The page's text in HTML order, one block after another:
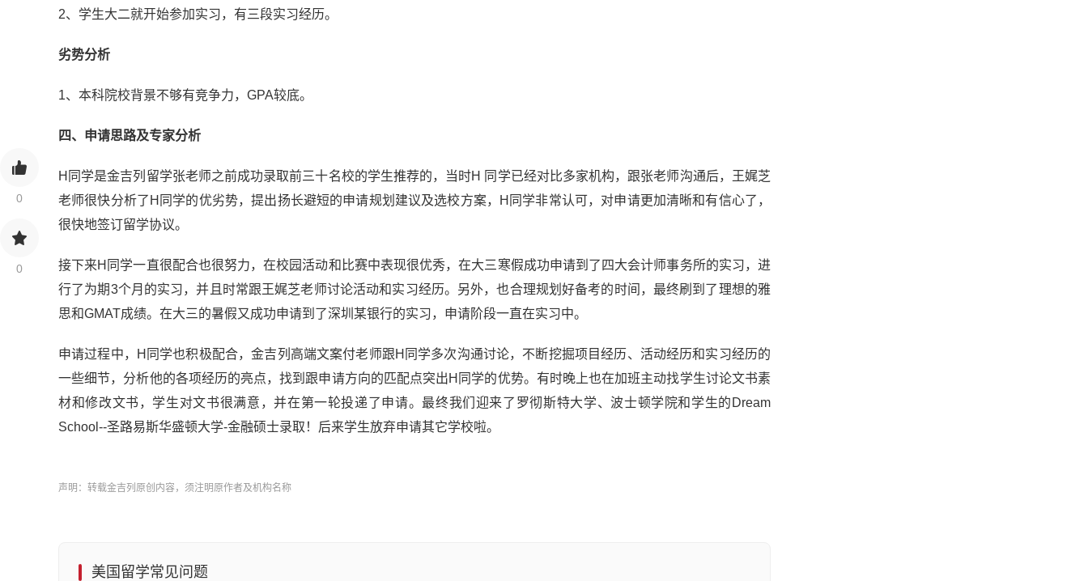
0
0
2、学生大二就开始参加实习，有三段实习经历。
劣势分析
1、本科院校背景不够有竞争力，GPA较底。
四、申请思路及专家分析
H同学是金吉列留学张老师之前成功录取前三十名校的学生推荐的，当时H 同学已经对比多家机构，跟张老师沟通后，王娓芝
老师很快分析了H同学的优劣势，提出扬长避短的申请规划建议及选校方案，H同学非常认可，对申请更加清晰和有信心了，
很快地签订留学协议。
接下来H同学一直很配合也很努力，在校园活动和比赛中表现很优秀，在大三寒假成功申请到了四大会计师事务所的实习，进
行了为期3个月的实习，并且时常跟王娓芝老师讨论活动和实习经历。另外，也合理规划好备考的时间，最终刷到了理想的雅
思和GMAT成绩。在大三的暑假又成功申请到了深圳某银行的实习，申请阶段一直在实习中。
申请过程中，H同学也积极配合，金吉列高端文案付老师跟H同学多次沟通讨论，不断挖掘项目经历、活动经历和实习经历的
一些细节，分析他的各项经历的亮点，找到跟申请方向的匹配点突出H同学的优势。有时晚上也在加班主动找学生讨论文书素
材和修改文书，学生对文书很满意，并在第一轮投递了申请。最终我们迎来了罗彻斯特大学、波士顿学院和学生的Dream
School--圣路易斯华盛顿大学-金融硕士录取！后来学生放弃申请其它学校啦。
声明：转载金吉列原创内容，须注明原作者及机构名称
美国留学常见问题